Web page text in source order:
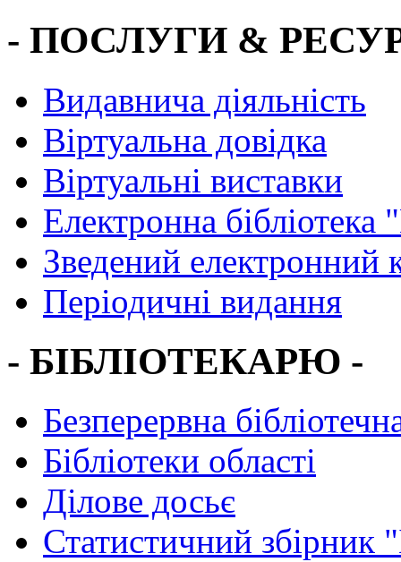
- ПОСЛУГИ &
Видавнича діяльність
Віртуальна довідка
Віртуальні виставки
Електронна
Зведений електронний
Періодичні видання
- БІБЛІОТЕКАРЮ -
Безперервна
Бібліотеки області
Ділове досьє
Статистичний